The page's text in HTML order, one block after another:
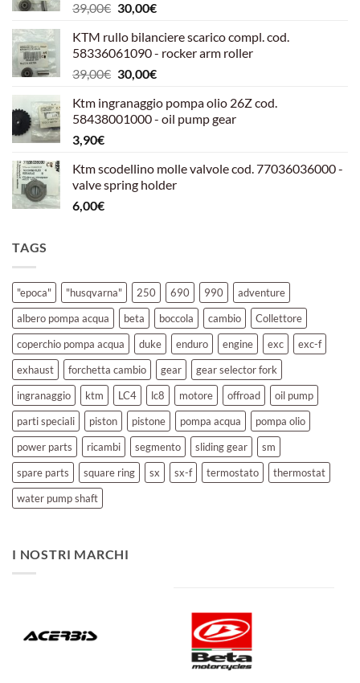
39,00€ Il
originale
era:
39,00€.
30,00€Il
attuale
è:
30,00€.
KTM rullo bilanciere scarico compl. cod.
58336061090 - rocker arm roller
39,00€ Il
originale
era:
30,00€Il
attuale
è:
Ktm ingranaggio pompa olio 26Z cod.
58438001000 - oil pump gear
3,90€
Ktm scodellino molle valvole cod. 77036036000 -
valve spring holder
6,00€
TAGS
"epoca" "husqvarna" 250 690 990
adventure
albero pompa acqua
beta boccola cambio
Collettore
coperchio pompa acqua
duke enduro engine exc
exc-f
exhaust
forchetta cambio gear
gear selector fork
ingranaggio
ktm LC4 lc8 motore offroad
oil pump
parti speciali
piston pistone pompa acqua
pompa olio
power parts
ricambi segmento sliding gear
sm
spare parts
square ring sx sx-f termostato
thermostat
water pump shaft
I NOSTRI MARCHI